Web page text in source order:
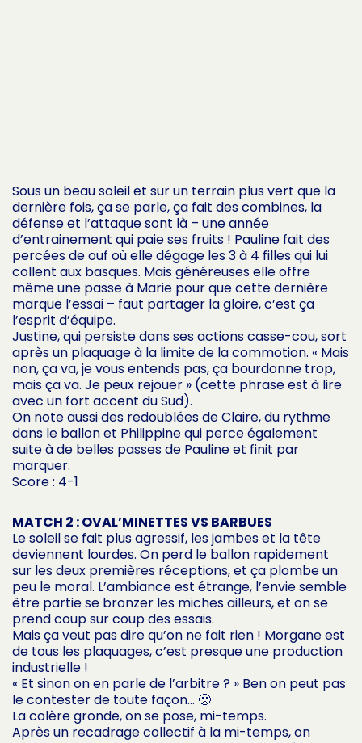
Sous un beau soleil et sur un terrain plus vert que la
dernière fois, ça se parle, ça fait des combines, la
défense et l’attaque sont là – une année
d’entrainement qui paie ses fruits ! Pauline fait des
percées de ouf où elle dégage les 3 à 4 filles qui lui
collent aux basques. Mais généreuses elle offre
même une passe à Marie pour que cette dernière
marque l’essai – faut partager la gloire, c’est ça
l’esprit d’équipe.
Justine, qui persiste dans ses actions casse-cou, sort
après un plaquage à la limite de la commotion. « Mais
non, ça va, je vous entends pas, ça bourdonne trop,
mais ça va. Je peux rejouer » (cette phrase est à lire
avec un fort accent du Sud).
On note aussi des redoublées de Claire, du rythme
dans le ballon et Philippine qui perce également
suite à de belles passes de Pauline et finit par
marquer.
Score : 4-1
MATCH 2 : OVAL’MINETTES VS BARBUES
Le soleil se fait plus agressif, les jambes et la tête
deviennent lourdes. On perd le ballon rapidement
sur les deux premières réceptions, et ça plombe un
peu le moral. L’ambiance est étrange, l’envie semble
être partie se bronzer les miches ailleurs, et on se
prend coup sur coup des essais.
Mais ça veut pas dire qu’on ne fait rien ! Morgane est
de tous les plaquages, c’est presque une production
industrielle !
« Et sinon on en parle de l’arbitre ? » Ben on peut pas
le contester de toute façon… 🙁
La colère gronde, on se pose, mi-temps.
Après un recadrage collectif à la mi-temps, on